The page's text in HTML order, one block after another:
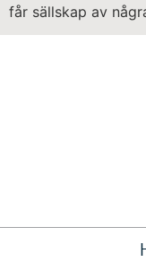
får sällskap av